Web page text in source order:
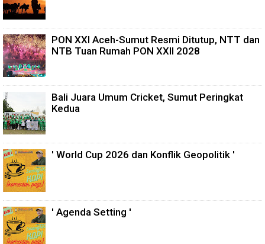
PON XXI Aceh-Sumut Resmi Ditutup, NTT dan
NTB Tuan Rumah PON XXII 2028
Bali Juara Umum Cricket, Sumut Peringkat
Kedua
' World Cup 2026 dan Konflik Geopolitik '
' Agenda Setting '